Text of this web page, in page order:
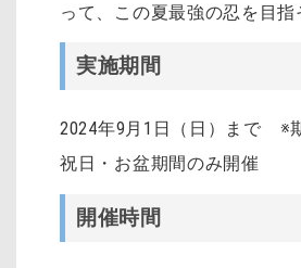
って、この夏最強の忍を目指
実施期間
2024年9月1日（日）
まで ※
祝日・お盆期間のみ開催
開催時間